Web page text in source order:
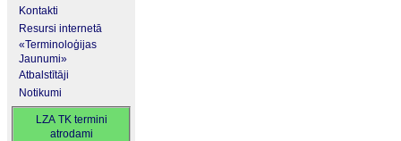
Kontakti
Resursi internetā
«Terminoloģijas
Jaunumi»
Atbalstītāji
Notikumi
LZA TK termini
atrodami